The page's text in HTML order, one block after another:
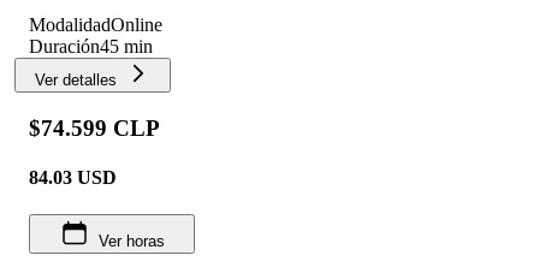
ModalidadOnline
Duración45 min
Ver detalles
$74.599 CLP
84.03 USD
Ver horas